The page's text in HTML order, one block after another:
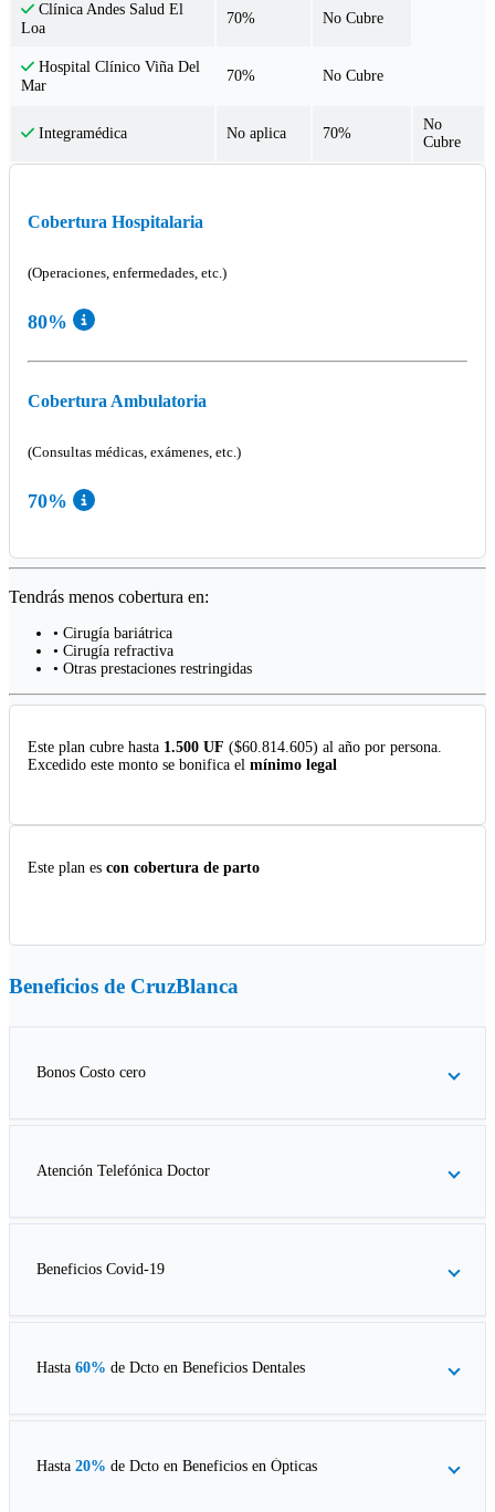
Clínica Andes Salud El
Loa
70% No Cubre
Hospital Clínico Viña Del
Mar
70% No Cubre
Integramédica No aplica 70%
No
Cubre
Cobertura Hospitalaria
(Operaciones, enfermedades, etc.)
80%
Cobertura Ambulatoria
(Consultas médicas, exámenes, etc.)
70%
Tendrás menos cobertura en:
• Cirugía bariátrica
• Cirugía refractiva
• Otras prestaciones restringidas
Este plan cubre hasta 1.500 UF ($60.814.605) al año por persona.
Excedido este monto se bonifica el mínimo legal
Este plan es con cobertura de parto
Beneficios de CruzBlanca
Bonos Costo cero
Atención Telefónica Doctor
Beneficios Covid-19
Hasta 60% de Dcto en Beneficios Dentales
Hasta 20% de Dcto en Beneficios en Ópticas